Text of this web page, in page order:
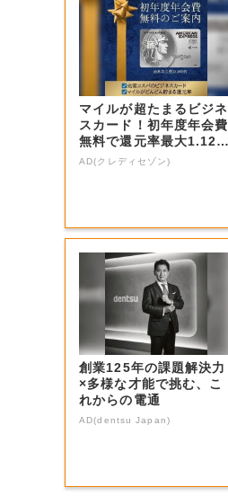
マイルが超たまるビジネ
スカード！初年度年会費
無料で還元率最大1.12
5%
AD(クレディセゾン)
創業125年の課題解決力
×多様な才能で挑む、こ
れからの電通
AD(dentsu Japan)